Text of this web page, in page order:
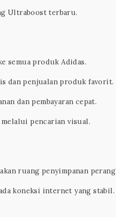
Ultraboost terbaru.
semua produk Adidas.
dan penjualan produk favorit.
dan pembayaran cepat.
pencarian visual.
ruang penyimpanan
koneksi internet yang stabil.